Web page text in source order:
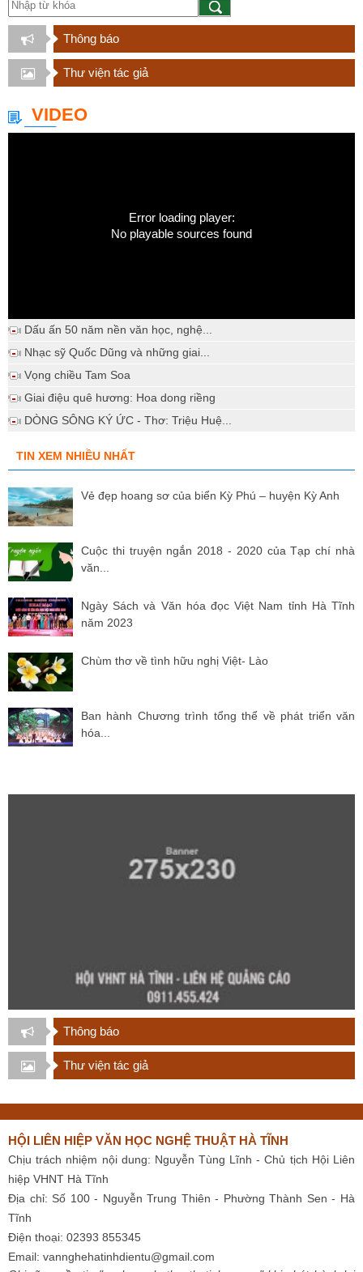
Thông báo
Thư viện tác giả
VIDEO
Error loading player:
No playable sources found
Dấu ấn 50 năm nền văn học, nghệ...
Nhạc sỹ Quốc Dũng và những giai...
Vọng chiều Tam Soa
Giai điệu quê hương: Hoa dong riềng
DÒNG SÔNG KÝ ỨC - Thơ: Triệu Huệ...
TIN XEM NHIỀU NHẤT
Vẻ đẹp hoang sơ của biển Kỳ Phú – huyện Kỳ Anh
Cuộc thi truyện ngắn 2018 - 2020 của Tạp chí nhà
văn...
Ngày Sách và Văn hóa đọc Việt Nam tỉnh Hà Tĩnh
năm 2023
Chùm thơ về tình hữu nghị Việt- Lào
Ban hành Chương trình tổng thể về phát triển văn
hóa...
Thông báo
Thư viện tác giả
HỘI LIÊN HIỆP VĂN HỌC NGHỆ THUẬT HÀ TĨNH
Chịu trách nhiệm nội dung: Nguyễn Tùng Lĩnh - Chủ tịch Hội Liên
hiệp VHNT Hà Tĩnh
Địa chỉ: Số 100 - Nguyễn Trung Thiên - Phường Thành Sen - Hà
Tĩnh
Điện thoại: 02393 855345
Email: vannghehatinhdientu@gmail.com